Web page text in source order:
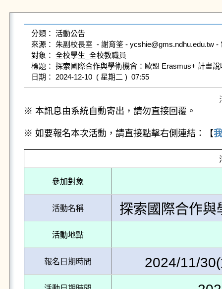
分類： 活動公告
來源： 朱副校長室  - 謝育筌 - ycshie@gms.ndhu.edu.tw -
對象： 全校學生_全校教職員
標題： 探索國際合作與學術機會：歐盟 Erasmus+ 計畫說
日期： 2024-12-10  ( 星期二 )  07:55
※ 本訊息由系統自動寄出，請勿直接回覆。
※ 如要報名本次活動，請直接點擊右側連結：【
參加對象
活動名稱 探索國際合作
活動地點
報名日期時間 2024/11/